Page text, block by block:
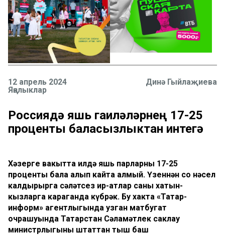
12 апрель 2024
Яңалыклар
Динә Гыйлаҗиева
Россиядә яшь гаиләләрнең 17-25
проценты баласызлыктан интегә
Хәзерге вакытта илдә яшь парларның 17-25
проценты бала алып кайта алмый. Үзеннән соң нәсел
калдырырга сәләтсез ир-атлар саны хатын-
кызларга караганда күбрәк. Бу хакта «Татар-
информ» агентлыгында узган матбугат
очрашуында Татарстан Сәламәтлек саклау
министрлыгының штаттан тыш баш